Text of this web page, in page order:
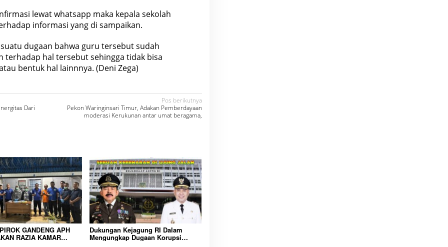
lewat whatsapp maka kepala sekolah
informasi yang di sampaikan.
dugaan bahwa guru tersebut sudah
terhadap hal tersebut sehingga tidak bisa
bentuk hal lainnnya. (Deni Zega)
Dari
Pos berikutnya
Pekon Waringinsari Timur, Adakan Pemberdayaan
moderasi Kerukunan antar umat beragama,
GANDENG APH
RAZIA KAMAR
Dukungan Kejagung RI Dalam
Mengungkap Dugaan Korupsi